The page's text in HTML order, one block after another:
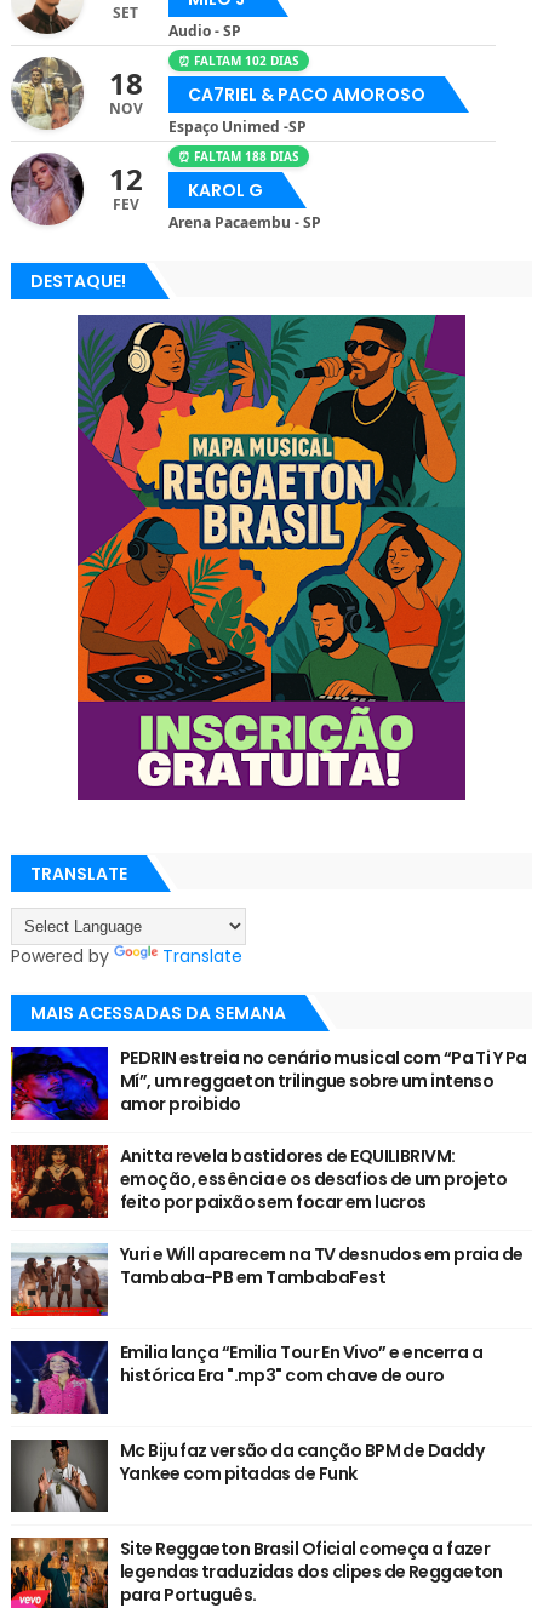
SET
Audio - SP
18
NOV
⏰ FALTAM 102 DIAS
CA7RIEL & PACO AMOROSO
Espaço Unimed -SP
12
FEV
⏰ FALTAM 188 DIAS
KAROL G
Arena Pacaembu - SP
DESTAQUE!
TRANSLATE
Powered by Translate
MAIS ACESSADAS DA SEMANA
PEDRIN estreia no cenário musical com “Pa Ti Y Pa
Mí”, um reggaeton trilingue sobre um intenso
amor proibido
Anitta revela bastidores de EQUILIBRIVM:
emoção, essência e os desafios de um projeto
feito por paixão sem focar em lucros
Yuri e Will aparecem na TV desnudos em praia de
Tambaba-PB em TambabaFest
Emilia lança “Emilia Tour En Vivo” e encerra a
histórica Era ".mp3" com chave de ouro
Mc Biju faz versão da canção BPM de Daddy
Yankee com pitadas de Funk
Site Reggaeton Brasil Oficial começa a fazer
legendas traduzidas dos clipes de Reggaeton
para Português.